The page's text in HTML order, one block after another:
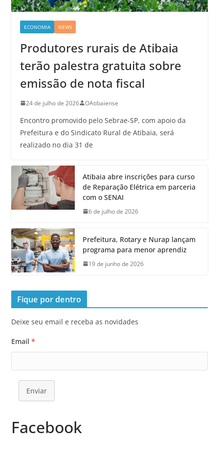
ECONOMIA NEWS
Produtores rurais de Atibaia
terão palestra gratuita sobre
emissão de nota fiscal
24 de julho de 2026 OAtibaiense
Encontro promovido pelo Sebrae-SP, com apoio da
Prefeitura e do Sindicato Rural de Atibaia, será
realizado no dia 31 de
Atibaia abre inscrições para curso
de Reparação Elétrica em parceria
com o SENAI
6 de julho de 2026
Prefeitura, Rotary e Nurap lançam
programa para menor aprendiz
19 de junho de 2026
Fique por dentro
Deixe seu email e receba as novidades
Email *
Enviar
Facebook